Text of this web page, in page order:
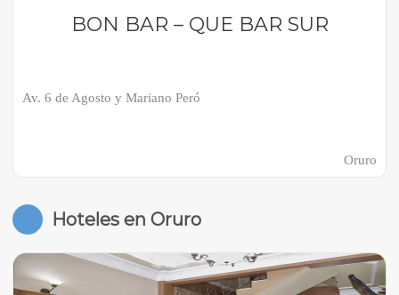
BON BAR – QUE BAR SUR
Av. 6 de Agosto y Mariano Peró
Oruro
Hoteles en Oruro